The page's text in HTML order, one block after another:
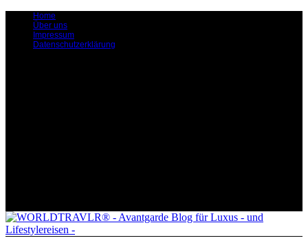
Home
Über uns
Impressum
Datenschutzerklärung